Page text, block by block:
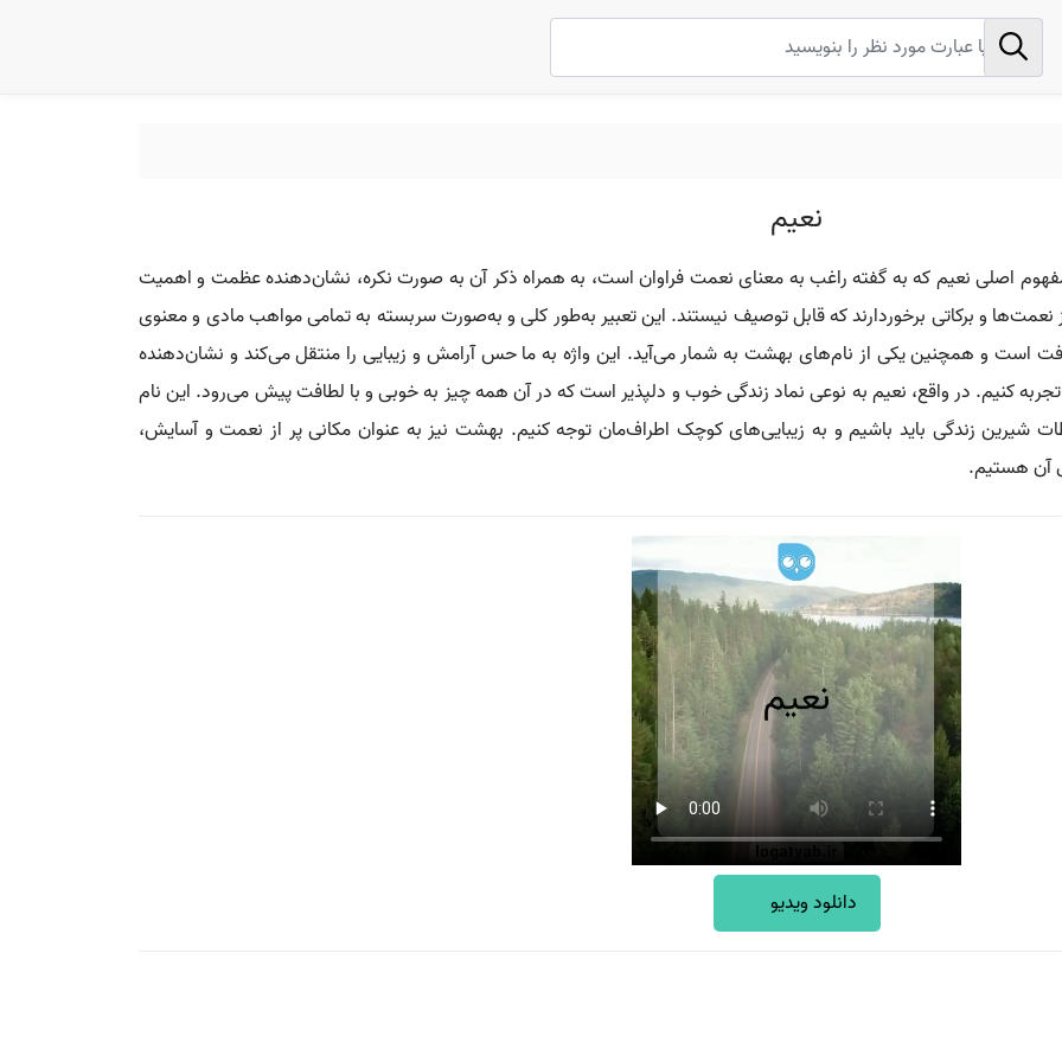
نعیم
اصلی نعیم که به گفته راغب به معنای نعمت فراوان است، به همراه ذکر آن به صورت نکره، نشان‌دهنده عظمت و اهمیت
نعمت‌ها و برکاتی برخوردارند که قابل توصیف نیستند. این تعبیر به‌طور کلی و به‌صورت سربسته به تمامی مواهب مادی و معنوی
است و همچنین یکی از نام‌های بهشت به شمار می‌آید. این واژه به ما حس آرامش و زیبایی را منتقل می‌کند و نشان‌دهنده
کنیم. در واقع، نعیم به نوعی نماد زندگی خوب و دلپذیر است که در آن همه چیز به خوبی و با لطافت پیش می‌رود. این نام
شیرین زندگی باید باشیم و به زیبایی‌های کوچک اطراف‌مان توجه کنیم. بهشت نیز به عنوان مکانی پر از نعمت و آسایش،
آن هستیم.
دانلود ویدیو